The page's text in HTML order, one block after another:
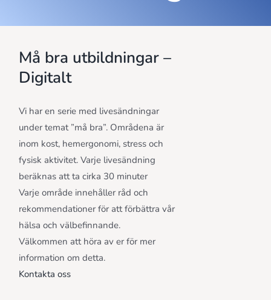
Må bra utbildningar –
Digitalt
Vi har en serie med livesändningar
under temat ”må bra”. Områdena är
inom kost, hemergonomi, stress och
fysisk aktivitet. Varje livesändning
beräknas att ta cirka 30 minuter
Varje område innehåller råd och
rekommendationer för att förbättra vår
hälsa och välbefinnande.
Välkommen att höra av er för mer
information om detta.
Kontakta oss